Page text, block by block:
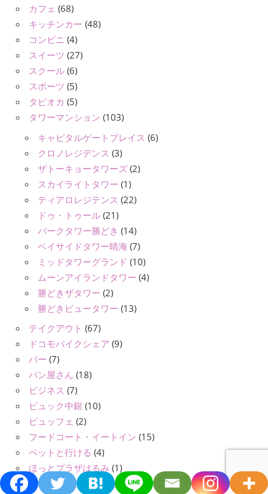
カフェ (68)
キッチンカー (48)
コンビニ (4)
スイーツ (27)
スクール (6)
スポーツ (5)
タピオカ (5)
タワーマンション (103)
キャピタルゲートプレイス (6)
クロノレジデンス (3)
ザトーキョータワーズ (2)
スカイライトタワー (1)
ティアロレジテンス (22)
ドゥ・トゥール (21)
パークタワー勝どき (14)
ベイサイドタワー晴海 (7)
ミッドタワーグランド (10)
ムーンアイランドタワー (4)
勝どきザタワー (2)
勝どきビュータワー (13)
テイクアウト (67)
ドコモバイクシェア (9)
バー (7)
パン屋さん (18)
ビジネス (7)
ビュック中銀 (10)
ビュッフェ (2)
フードコート・イートイン (15)
ペットと行ける (4)
ほっとプラザはるみ (1)
ホテルフクラシア晴海
(4)